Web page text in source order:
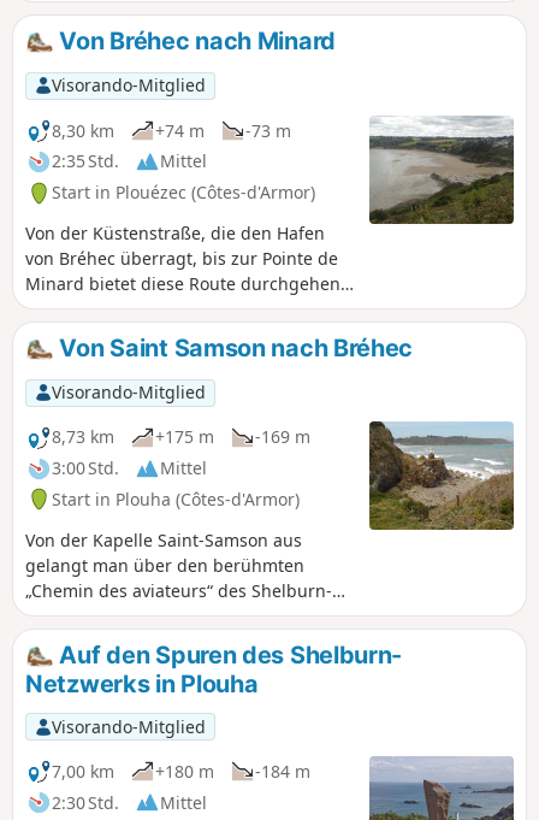
des bekannten Ortes Bréhec zu
genießen. Am Ende eines
Felsvorsprungs über dem Strand
erreichen Sie das malerische Städtchen
Lanloup, und anschließend führt Sie ein
langer, sanft ansteigender Weg zurück
zum Ausgangspunkt.
Von Bréhec nach Minard
Visorando-Mitglied
8,30 km
+74 m
-73 m
2:35 Std.
Mittel
Start in Plouézec (Côtes-d'Armor)
Von der Küstenstraße, die den Hafen
von Bréhec überragt, bis zur Pointe de
Minard bietet diese Route durchgehend
einen atemberaubenden Blick auf die
Bucht von Saint-Brieuc. An der Pointe de
Minard angekommen, eröffnet sich
Ihnen der Blick auf die Bucht von
Paimpol mit der Île de Bréhat. Der
Rückweg erfolgt über die Straße ohne
nennenswerte Höhenunterschiede.
Von Saint Samson nach Bréhec
Visorando-Mitglied
8,73 km
+175 m
-169 m
3:00 Std.
Mittel
Start in Plouha (Côtes-d'Armor)
Von der Kapelle Saint-Samson aus
gelangt man über den berühmten
„Chemin des aviateurs“ des Shelburn-
Netzwerks zum Strand von Brehec.
Auf den Spuren des Shelburn-
Netzwerks in Plouha
Visorando-Mitglied
7,00 km
+180 m
-184 m
2:30 Std.
Mittel